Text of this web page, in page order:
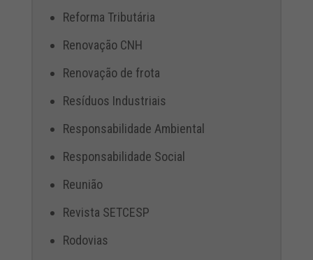
Reforma Tributária
Renovação CNH
Renovação de frota
Resíduos Industriais
Responsabilidade Ambiental
Responsabilidade Social
Reunião
Revista SETCESP
Rodovias